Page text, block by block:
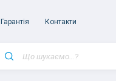
Гарантія Контакти